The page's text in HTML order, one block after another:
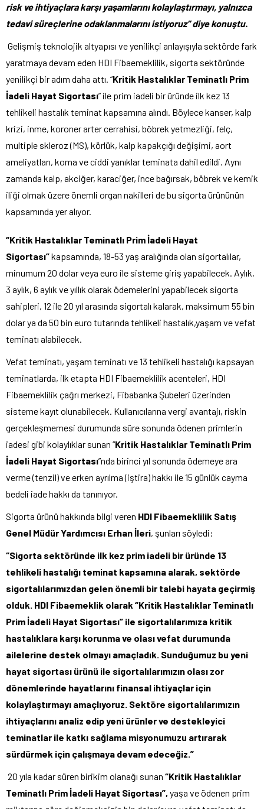
risk ve ihtiyaçlara karşı yaşamlarını kolaylaştırmayı, yalnızca
tedavi süreçlerine odaklanmalarını istiyoruz” diye konuştu.
Gelişmiş teknolojik altyapısı ve yenilikçi anlayışıyla sektörde fark
yaratmaya devam eden HDI Fibaemeklilik, sigorta sektöründe
yenilikçi bir adım daha attı. “Kritik Hastalıklar Teminatlı Prim
İadeli Hayat Sigortası” ile prim iadeli bir üründe ilk kez 13
tehlikeli hastalık teminat kapsamına alındı. Böylece kanser, kalp
krizi, inme, koroner arter cerrahisi, böbrek yetmezliği, felç,
multiple skleroz (MS), körlük, kalp kapakçığı değişimi, aort
ameliyatları, koma ve ciddi yanıklar teminata dahil edildi. Aynı
zamanda kalp, akciğer, karaciğer, ince bağırsak, böbrek ve kemik
iliği olmak üzere önemli organ nakilleri de bu sigorta ürününün
kapsamında yer alıyor.
“Kritik Hastalıklar Teminatlı Prim İadeli Hayat
Sigortası”kapsamında, 18-53 yaş aralığında olan sigortalılar,
minumum 20 dolar veya euro ile sisteme giriş yapabilecek. Aylık,
3 aylık, 6 aylık ve yıllık olarak ödemelerini yapabilecek sigorta
sahipleri, 12 ile 20 yıl arasında sigortalı kalarak, maksimum 55 bin
dolar ya da 50 bin euro tutarında tehlikeli hastalık,yaşam ve vefat
teminatı alabilecek.
Vefat teminatı, yaşam teminatı ve 13 tehlikeli hastalığı kapsayan
teminatlarda, ilk etapta HDI Fibaemeklilik acenteleri, HDI
Fibaemeklilik çağrı merkezi, Fibabanka Şubeleri üzerinden
sisteme kayıt olunabilecek. Kullanıcılarına vergi avantajı, riskin
gerçekleşmemesi durumunda süre sonunda ödenen primlerin
iadesi gibi kolaylıklar sunan “Kritik Hastalıklar Teminatlı Prim
İadeli Hayat Sigortası”nda birinci yıl sonunda ödemeye ara
verme (tenzil) ve erken ayrılma (iştira) hakkı ile 15 günlük cayma
bedeli iade hakkı da tanınıyor.
Sigorta ürünü hakkında bilgi veren HDI Fibaemeklilik Satış
Genel Müdür Yardımcısı Erhan İleri, şunları söyledi:
“Sigorta sektöründe ilk kez prim iadeli bir üründe 13
tehlikeli hastalığı teminat kapsamına alarak, sektörde
sigortalılarımızdan gelen önemli bir talebi hayata geçirmiş
olduk. HDI Fibaemeklik olarak “Kritik Hastalıklar Teminatlı
Prim İadeli Hayat Sigortası” ile sigortalılarımıza kritik
hastalıklara karşı korunma ve olası vefat durumunda
ailelerine destek olmayı amaçladık. Sunduğumuz bu yeni
hayat sigortası ürünü ile sigortalılarımızın olası zor
dönemlerinde hayatlarını finansal ihtiyaçlar için
kolaylaştırmayı amaçlıyoruz. Sektöre sigortalılarımızın
ihtiyaçlarını analiz edip yeni ürünler ve destekleyici
teminatlar ile katkı sağlama misyonumuzu artırarak
sürdürmek için çalışmaya devam edeceğiz.”
20 yıla kadar süren birikim olanağı sunan “Kritik Hastalıklar
Teminatlı Prim İadeli Hayat Sigortası”, yaşa ve ödenen prim